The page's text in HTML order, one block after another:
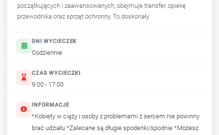
początkujących i zaawansowanych, obejmuje transfer, opiekę
przewodnika oraz sprzęt ochronny. To doskonały
DNI WYCIECZEK
Codziennie
CZAS WYCIECZKI
9:00 - 17:00
INFORMACJE
*Kobiety w ciąży i osoby z problemami z sercem nie powinny
brać udziału *Zalecane są długie spodenki/spodnie *Możesz